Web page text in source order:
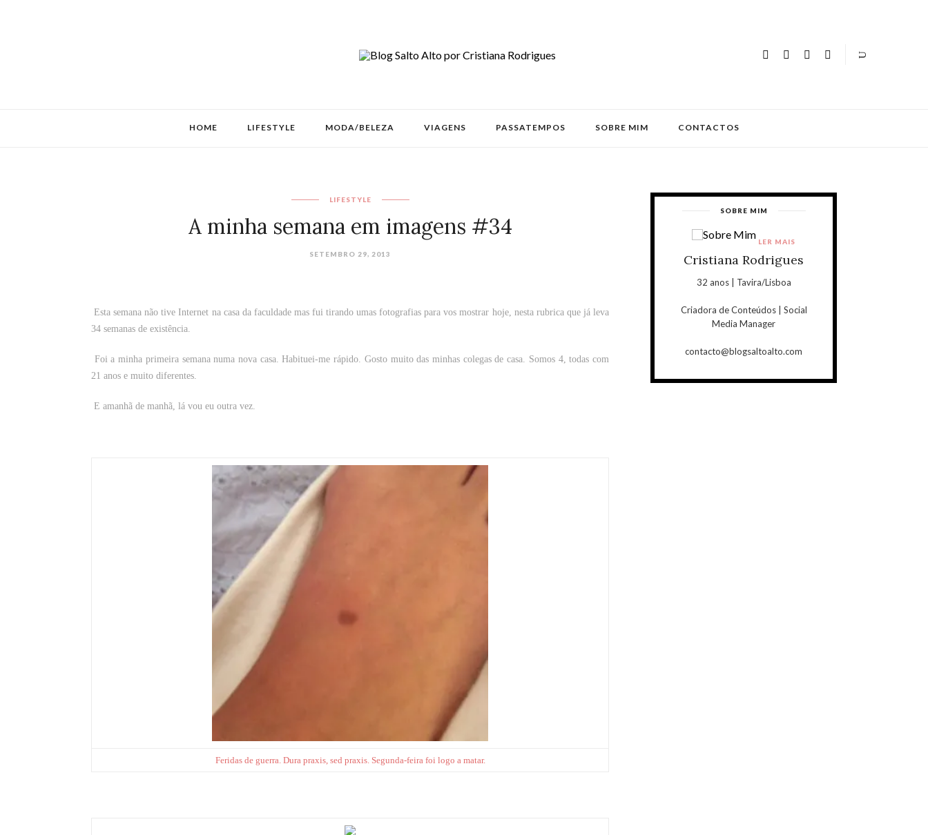
HOME LIFESTYLE MODA/BELEZA VIAGENS PASSATEMPOS SOBRE MIM CONTACTOS
LIFESTYLE
A minha semana em imagens #34
SETEMBRO 29, 2013
Esta semana não tive Internet na casa da faculdade mas fui tirando umas fotografias para vos mostrar hoje, nesta rubrica que já leva
34 semanas de existência.
Foi a minha primeira semana numa nova casa. Habituei-me rápido. Gosto muito das minhas colegas de casa. Somos 4, todas com
21 anos e muito diferentes.
E amanhã de manhã, lá vou eu outra vez.
Feridas de guerra. Dura praxis, sed praxis. Segunda-feira foi logo a matar.
SOBRE MIM
Cristiana Rodrigues
32 anos | Tavira/Lisboa
Criadora de Conteúdos | Social
Media Manager
contacto@blogsaltoalto.com
LER MAIS